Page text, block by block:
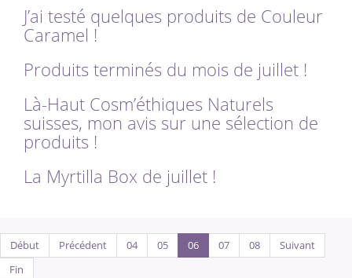
J’ai testé quelques produits de Couleur
Caramel !
Produits terminés du mois de juillet !
Là-Haut Cosm’éthiques Naturels
suisses, mon avis sur une sélection de
produits !
La Myrtilla Box de juillet !
Début Précédent 04 05 06 07 08
Suivant
Fin